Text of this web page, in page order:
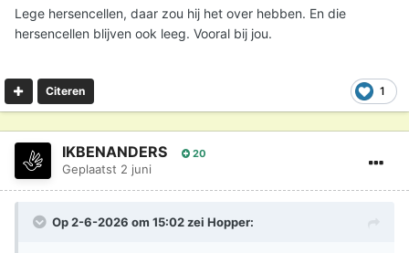
Lege hersencellen, daar zou hij het over hebben. En die
hersencellen blijven ook leeg. Vooral bij jou.
1
Citeren
IKBENANDERS 20
Geplaatst 2 juni
Op 2-6-2026 om 15:02 zei Hopper: